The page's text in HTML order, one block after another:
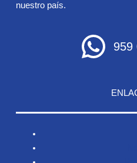
nuestro país.
959